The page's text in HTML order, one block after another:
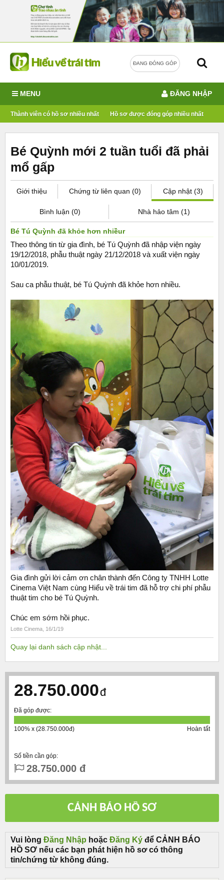
ĐANG ĐÓNG GÓP
MENU
Thành viên có hồ sơ nhiều nhất Hồ sơ được đóng góp nhiều nhất
ĐĂNG NHẬP
Bé Quỳnh mới 2 tuần tuổi đã phải
mổ gấp
Giới thiệu Chứng từ liên quan (0) Cập nhật (3)
Bình luận (0) Nhà hảo tâm (1)
Bé Tú Quỳnh đã khỏe hơn nhiềur
Theo thông tin từ gia đình, bé Tú Quỳnh đã nhập viện ngày
19/12/2018, phẫu thuật ngày 21/12/2018 và xuất viện ngày
10/01/2019.
Sau ca phẫu thuật, bé Tú Quỳnh đã khỏe hơn nhiều.
Gia đình gửi lời cảm ơn chân thành đến Công ty TNHH Lotte
Cinema Việt Nam cùng Hiểu về trái tim đã hỗ trợ chi phí phẫu
thuật tim cho bé Tú Quỳnh.
Chúc em sớm hồi phục.
Lotte Cinema 16/1/19
Quay lại danh sách cập nhật...
28.750.000đ
Đã góp được:
100% x (28.750.000đ) Hoàn tất
Số tiền cần góp:
28.750.000 đ
Vui lòng Đăng Nhập hoặc Đăng Ký để CẢNH BÁO
HỒ SƠ nếu các bạn phát hiện hồ sơ có thông
tin/chứng từ không đúng.